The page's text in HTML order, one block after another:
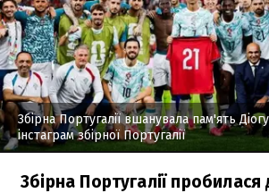
Збірна Португалії вшанувала пам'ять
інстаграм збірної Португалії
Збірна Португалії пробилася